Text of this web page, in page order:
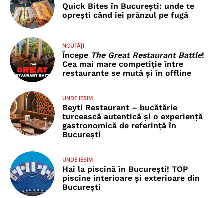
Quick Bites în București: unde te
oprești când iei prânzul pe fugă
NOUTĂȚI
Începe The Great Restaurant Battle!
Cea mai mare competiție între
restaurante se mută și în offline
UNDE IEȘIM
Beyti Restaurant – bucătărie
turcească autentică și o experiență
gastronomică de referință în
București
UNDE IEȘIM
Hai la piscină în București! TOP
piscine interioare și exterioare din
București